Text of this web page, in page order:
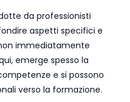
da professionisti
aspetti specifici e
immediatamente
emerge spesso la
e si possono
verso la formazione.